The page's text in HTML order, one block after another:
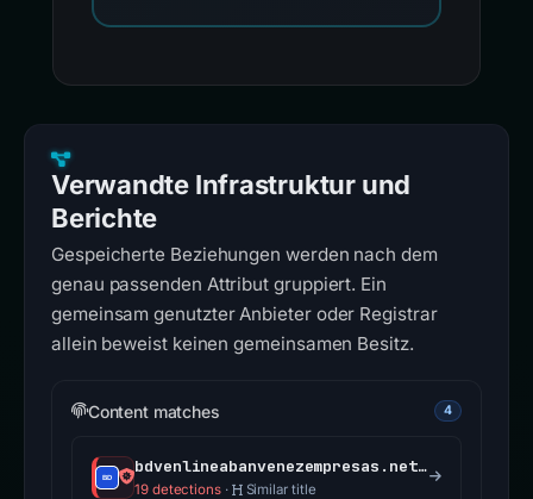
Verwandte Infrastruktur und
Berichte
Gespeicherte Beziehungen werden nach dem
genau passenden Attribut gruppiert. Ein
gemeinsam genutzter Anbieter oder Registrar
allein beweist keinen gemeinsamen Besitz.
Content matches 4
bdvenlineabanvenezempresas.netlify.app
19 detections· Similar title